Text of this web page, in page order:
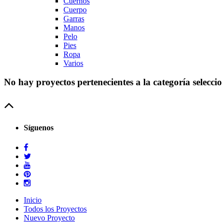
Cuerpo
Garras
Manos
Pelo
Pies
Ropa
Varios
No hay proyectos pertenecientes a la categoría
Síguenos
Inicio
Todos los Proyectos
Nuevo Proyecto